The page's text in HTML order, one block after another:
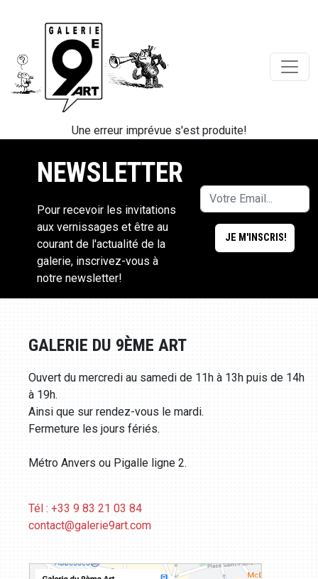
Une erreur imprévue s'est produite!
NEWSLETTER
Pour recevoir les invitations
aux vernissages et être au
courant de l'actualité de la
galerie, inscrivez-vous à
notre newsletter!
GALERIE DU 9ÈME ART
Ouvert du mercredi au samedi de 11h à 13h puis de 14h
à 19h.
Ainsi que sur rendez-vous le mardi.
Fermeture les jours fériés.
Métro Anvers ou Pigalle ligne 2.
Tél : +33 9 83 21 03 84
contact@galerie9art.com